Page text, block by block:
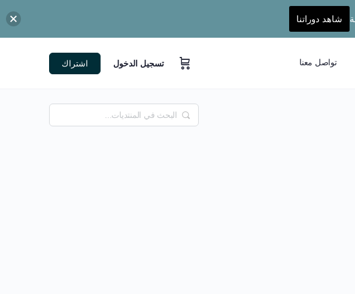
تواصل معنا تسجيل الدخول اشتراك
شاهد دوراتنا